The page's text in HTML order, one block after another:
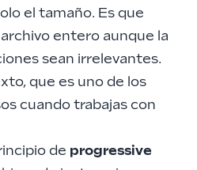
el tamaño. Es que
entero aunque la
sean irrelevantes.
que es uno de los
cuando trabajas con
de progressive